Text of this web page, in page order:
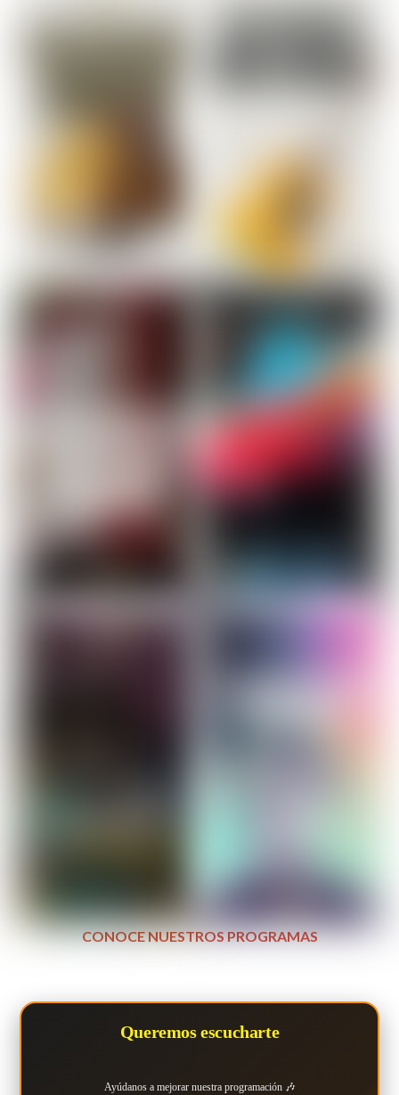
CONOCE NUESTROS PROGRAMAS
Queremos escucharte
Ayúdanos a mejorar nuestra programación 🎶